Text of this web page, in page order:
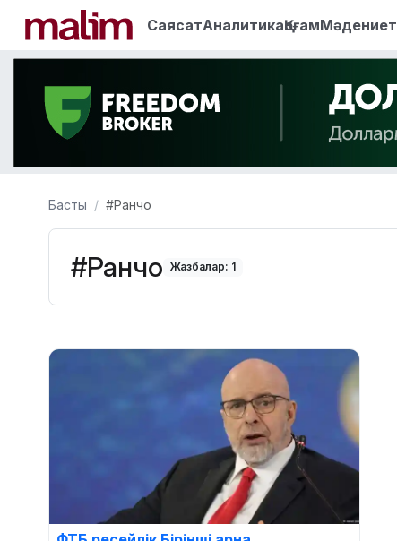
СаясатАналитикаҚоғамМәдениет
Басты #Ранчо
#Ранчо Жазбалар: 1